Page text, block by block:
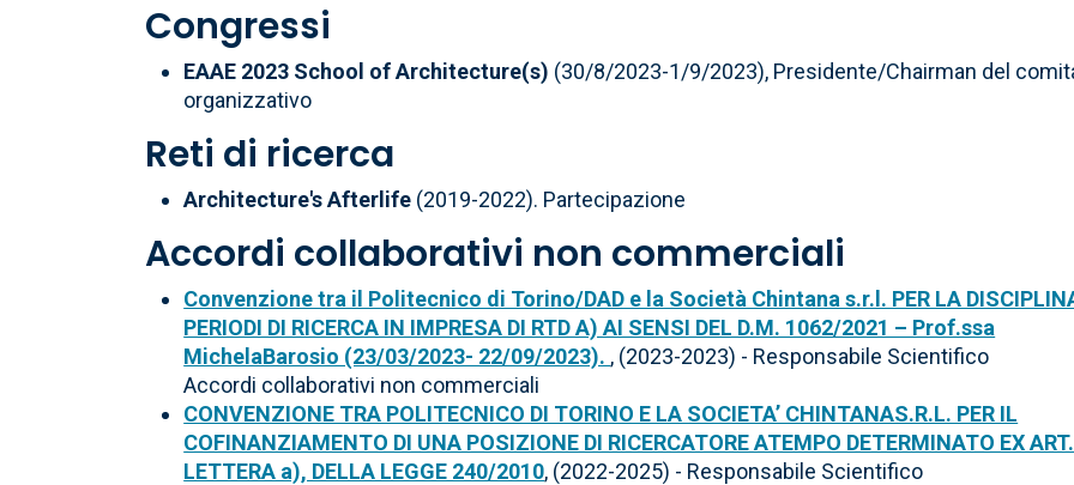
Congressi
EAAE 2023 School of Architecture(s) (30/8/2023-1/9/2023), Presidente/Chairman del
organizzativo
Reti di ricerca
Architecture's Afterlife (2019-2022). Partecipazione
Accordi collaborativi non commerciali
Convenzione tra il Politecnico di Torino/DAD e la Società Chintana s.r.l. PER LA
PERIODI DI RICERCA IN IMPRESA DI RTD A) AI SENSI DEL D.M. 1062/2021 – Prof.ssa
MichelaBarosio (23/03/2023- 22/09/2023). , (2023-2023) - Responsabile Scientifico
Accordi collaborativi non commerciali
CONVENZIONE TRA POLITECNICO DI TORINO E LA SOCIETA’ CHINTANAS.R.L. PER IL
COFINANZIAMENTO DI UNA POSIZIONE DI RICERCATORE ATEMPO DETERMINATO EX
LETTERA a), DELLA LEGGE 240/2010, (2022-2025) - Responsabile Scientifico